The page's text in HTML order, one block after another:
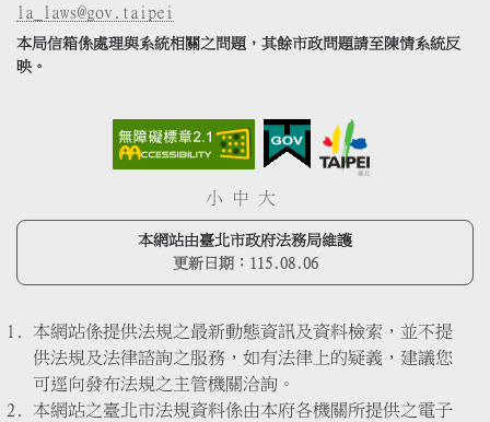
la_laws@gov.taipei
本局信箱係處理與系統相關之問題，其餘市政問題請至陳情系統反
映。
小 中 大
本網站由臺北市政府法務局維護
更新日期： 115.08.06
本網站係提供法規之最新動態資訊及資料檢索，並不提
供法規及法律諮詢之服務，如有法律上的疑義，建議您
可逕向發布法規之主管機關洽詢。
本網站之臺北市法規資料係由本府各機關所提供之電子